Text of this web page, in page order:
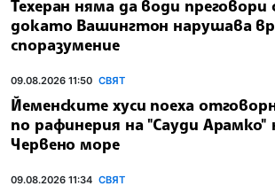
Техеран няма да води преговори
докато Вашингтон нарушава
споразумение
09.08.2026 11:50 СВЯТ
Йеменските хуси поеха
по рафинерия на "Сауди Арамко"
Червено море
09.08.2026 11:34 СВЯТ